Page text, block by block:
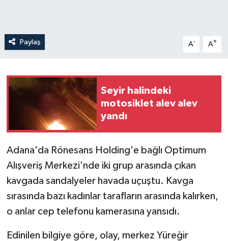
Paylaş A- A+
Seyir halindeki
motosiklet alev alev
yandı
Adana'da Rönesans Holding'e bağlı Optimum
Alışveriş Merkezi'nde iki grup arasında çıkan
kavgada sandalyeler havada uçuştu. Kavga
sırasında bazı kadınlar tarafların arasında kalırken,
o anlar cep telefonu kamerasına yansıdı.
Edinilen bilgiye göre, olay, merkez Yüreğir